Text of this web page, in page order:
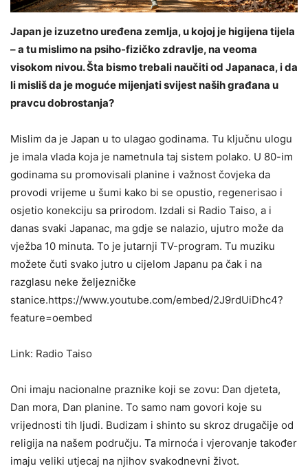
Japan je izuzetno uređena zemlja, u kojoj je higijena tijela
– a tu mislimo na psiho-fizičko zdravlje, na veoma
visokom nivou. Šta bismo trebali naučiti od Japanaca, i da
li misliš da je moguće mijenjati svijest naših građana u
pravcu dobrostanja?
Mislim da je Japan u to ulagao godinama. Tu ključnu ulogu
je imala vlada koja je nametnula taj sistem polako. U 80-im
godinama su promovisali planine i važnost čovjeka da
provodi vrijeme u šumi kako bi se opustio, regenerisao i
osjetio konekciju sa prirodom. Izdali si Radio Taiso, a i
danas svaki Japanac, ma gdje se nalazio, ujutro može da
vježba 10 minuta. To je jutarnji TV-program. Tu muziku
možete čuti svako jutro u cijelom Japanu pa čak i na
razglasu neke željezničke
stanice.https://www.youtube.com/embed/2J9rdUiDhc4?
feature=oembed
Link: Radio Taiso
Oni imaju nacionalne praznike koji se zovu: Dan djeteta,
Dan mora, Dan planine. To samo nam govori koje su
vrijednosti tih ljudi. Budizam i shinto su skroz drugačije od
religija na našem području. Ta mirnoća i vjerovanje također
imaju veliki utjecaj na njihov svakodnevni život.